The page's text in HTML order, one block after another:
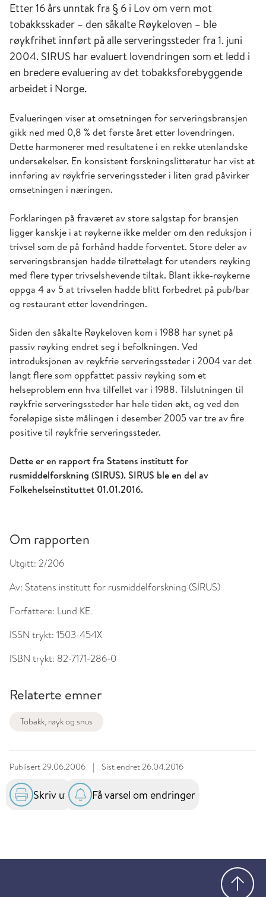
Etter 16 års unntak fra § 6 i Lov om vern mot
tobakksskader – den såkalte Røykeloven – ble
røykfrihet innført på alle serveringssteder fra 1. juni
2004. SIRUS har evaluert lovendringen som et ledd i
en bredere evaluering av det tobakksforebyggende
arbeidet i Norge.
Evalueringen viser at omsetningen for serveringsbransjen
gikk ned med 0,8 % det første året etter lovendringen.
Dette harmonerer med resultatene i en rekke utenlandske
undersøkelser. En konsistent forskningslitteratur har vist at
innføring av røykfrie serveringssteder i liten grad påvirker
omsetningen i næringen.
Forklaringen på fraværet av store salgstap for bransjen
ligger kanskje i at røykerne ikke melder om den reduksjon i
trivsel som de på forhånd hadde forventet. Store deler av
serveringsbransjen hadde tilrettelagt for utendørs røyking
med flere typer trivselshevende tiltak. Blant ikke-røykerne
oppga 4 av 5 at trivselen hadde blitt forbedret på pub/bar
og restaurant etter lovendringen.
Siden den såkalte Røykeloven kom i 1988 har synet på
passiv røyking endret seg i befolkningen. Ved
introduksjonen av røykfrie serveringssteder i 2004 var det
langt flere som oppfattet passiv røyking som et
helseproblem enn hva tilfellet var i 1988. Tilslutningen til
røykfrie serveringssteder har hele tiden økt, og ved den
foreløpige siste målingen i desember 2005 var tre av fire
positive til røykfrie serveringssteder.
Dette er en rapport fra Statens institutt for
rusmiddelforskning (SIRUS). SIRUS ble en del av
Folkehelseinstituttet 01.01.2016.
Om rapporten
Utgitt: 2/206
Av: Statens institutt for rusmiddelforskning (SIRUS)
Forfattere: Lund KE.
ISSN trykt: 1503-454X
ISBN trykt: 82-7171-286-0
Relaterte emner
Tobakk, røyk og snus
Publisert29.06.2006 | Sist endret26.04.2016
Skriv ut Få varsel om endringer